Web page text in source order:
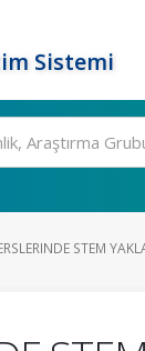
Sistemi
STEM